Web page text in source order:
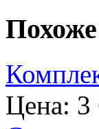
Цена: 3